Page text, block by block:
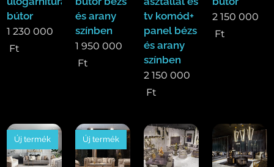
bútor
1 230 000
Ft
és arany
színben
1 950 000
Ft
tv komód+
panel bézs
és arany
színben
2 150 000
Ft
2 150 000
Ft
Új termék Új termék